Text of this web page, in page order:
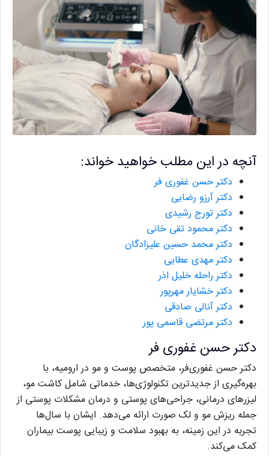
آنچه در این مطلب خواهید خواند:
دکتر حسن غفوری فر
دکتر آرزو رضایی
دکتر تورج رشیدی
دکتر محمود تقی خانی
دکتر محمد حسین علیزادگان
دکتر مهدی عطایی
دکتر راحله خلیل اذر
دکتر خشایار مهرپور
دکتر آنالی صادقی
دکتر مرتضی قاسمی پور
دکتر حسن غفوری فر
دکتر حسن غفوری‌فر، متخصص پوست و مو در ارومیه، با
بهره‌گیری از جدیدترین تکنولوژی‌ها، خدماتی شامل کاشت مو،
لیزرهای درمانی، جراحی‌های پوستی و درمان مشکلات پوستی از
جمله ریزش مو و لک صورت ارائه می‌دهد. ایشان با سال‌ها
تجربه در این زمینه، به بهبود سلامت و زیبایی پوست بیماران
کمک می‌کند.